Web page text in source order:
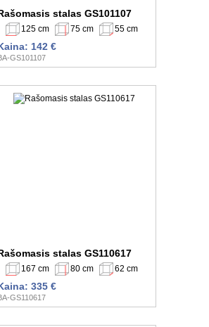
stalas GS101107
125 cm 75 cm 55 cm
142 €
GS101107
stalas GS110617
167 cm 80 cm 62 cm
335 €
GS110617